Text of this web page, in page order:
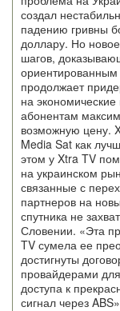
создал
падению гривны
доллару. Но
шагов,
продолжает
на
абонентам
возможную цену.
Media Sat как
этом у Xtra TV
на украинском
связанные с
партнеров на
спутника не
Словении. «Эта
TV сумела ее
достигнуты
провайдерами
доступа к
сигнал через